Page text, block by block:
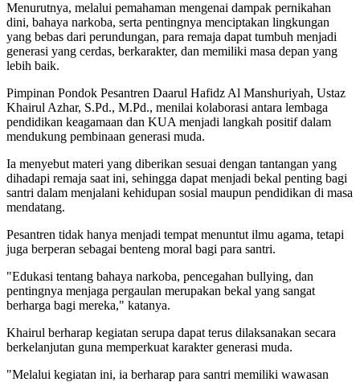
Menurutnya, melalui pemahaman mengenai dampak pernikahan
dini, bahaya narkoba, serta pentingnya menciptakan lingkungan
yang bebas dari perundungan, para remaja dapat tumbuh menjadi
generasi yang cerdas, berkarakter, dan memiliki masa depan yang
lebih baik.
Pimpinan Pondok Pesantren Daarul Hafidz Al Manshuriyah, Ustaz
Khairul Azhar, S.Pd., M.Pd., menilai kolaborasi antara lembaga
pendidikan keagamaan dan KUA menjadi langkah positif dalam
mendukung pembinaan generasi muda.
Ia menyebut materi yang diberikan sesuai dengan tantangan yang
dihadapi remaja saat ini, sehingga dapat menjadi bekal penting bagi
santri dalam menjalani kehidupan sosial maupun pendidikan di masa
mendatang.
Pesantren tidak hanya menjadi tempat menuntut ilmu agama, tetapi
juga berperan sebagai benteng moral bagi para santri.
"Edukasi tentang bahaya narkoba, pencegahan bullying, dan
pentingnya menjaga pergaulan merupakan bekal yang sangat
berharga bagi mereka," katanya.
Khairul berharap kegiatan serupa dapat terus dilaksanakan secara
berkelanjutan guna memperkuat karakter generasi muda.
"Melalui kegiatan ini, ia berharap para santri memiliki wawasan